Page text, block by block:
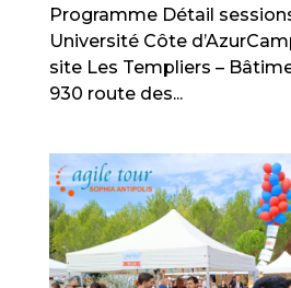
Programme Détail
Université Côte
site Les Templiers –
930 route des...